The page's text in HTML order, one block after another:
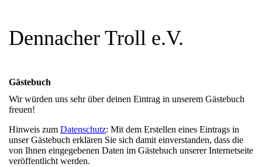
Dennacher Troll e.V.
Gästebuch
Wir würden uns sehr über deinen Eintrag in unserem Gästebuch
freuen!
Hinweis zum Datenschutz: Mit dem Erstellen eines Eintrags in
unser Gästebuch erklären Sie sich damit einverstanden, dass die
von Ihnen eingegebenen Daten im Gästebuch unserer Internetseite
veröffentlicht werden.